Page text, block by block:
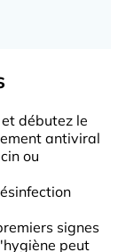
et débutez le
antiviral
ou
signes
peut